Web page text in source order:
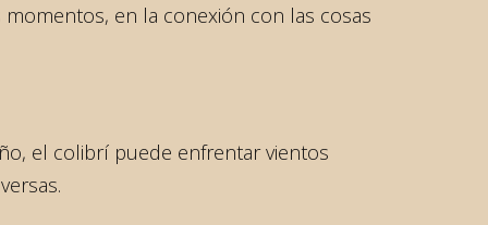
en la conexión con las cosas
el colibrí puede enfrentar vientos